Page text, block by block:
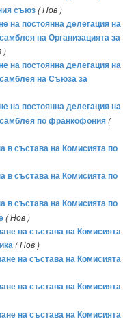
съюз( Нов )
на постоянна делегация на
на Организацията за
)
на постоянна делегация на
на Съюза за
на постоянна делегация на
по франкофония(
в състава на Комисията по
в състава на Комисията по
в състава на Комисията по
( Нов )
на състава на Комисията
( Нов )
на състава на Комисията
на състава на Комисията
на състава на Комисията